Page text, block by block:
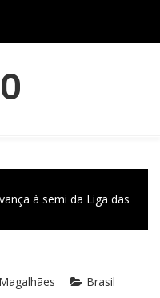
à semi da Liga das
Brasil